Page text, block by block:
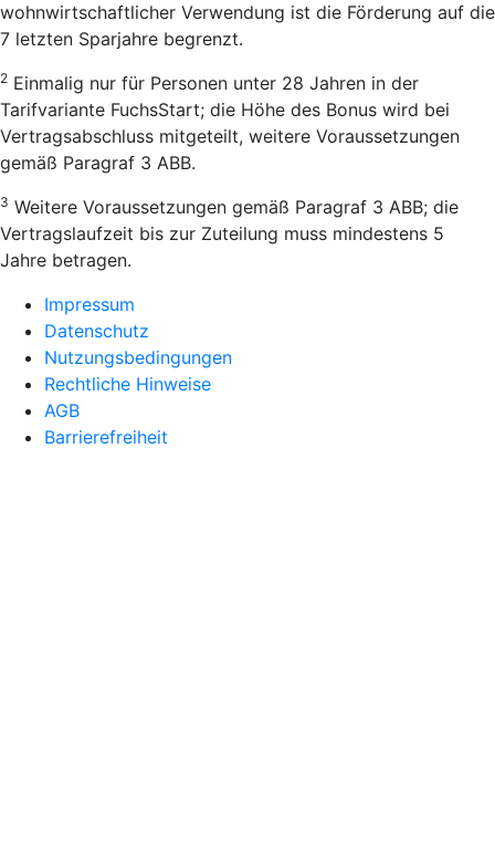
wohnwirtschaftlicher Verwendung ist die Förderung auf die
7 letzten Sparjahre begrenzt.
2 Einmalig nur für Personen unter 28 Jahren in der
Tarifvariante FuchsStart; die Höhe des Bonus wird bei
Vertragsabschluss mitgeteilt, weitere Voraussetzungen
gemäß Paragraf 3 ABB.
3 Weitere Voraussetzungen gemäß Paragraf 3 ABB; die
Vertragslaufzeit bis zur Zuteilung muss mindestens 5
Jahre betragen.
Impressum
Datenschutz
Nutzungsbedingungen
Rechtliche Hinweise
AGB
Barrierefreiheit